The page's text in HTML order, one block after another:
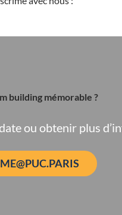
building mémorable ?
ou obtenir plus